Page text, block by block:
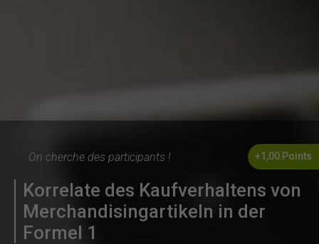
On cherche des participants !
Korrelate des Kaufverhaltens von
Merchandisingartikeln in der
Formel 1
+1,00 Points